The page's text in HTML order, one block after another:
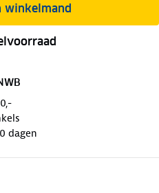
winkelmand
dagen